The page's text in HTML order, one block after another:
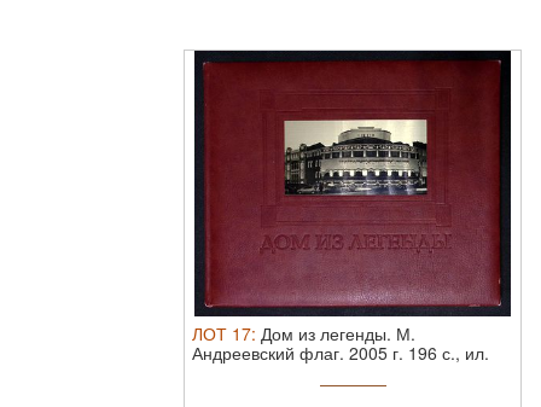
ЛОТ 17: Дом из легенды. М.
Андреевский флаг. 2005 г. 196 с., ил.